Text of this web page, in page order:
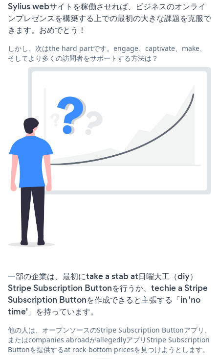
Sylius webサイトを稼働させれば、ビジネスのオンライ
ンプレゼンスを構築する上での最初の大きな課題を克服で
きます。おめでとう！
しかし、次はthe hard partです。engage、captivate、make、
そしてより多くの訪問者をサポートする方法は？
一部の企業は、最初にtake a stab at日曜大工（diy）
Stripe Subscription Buttonを行うか、techie a Stripe
Subscription Buttonを作成できると主張する「in 'no
time'」を持っています。
他の人は、オープンソースのStripe Subscription Buttonアプリ、
またはcompanies abroadがallegedlyアプリStripe Subscription
Buttonを提供するat rock-bottom pricesを見つけようとします。